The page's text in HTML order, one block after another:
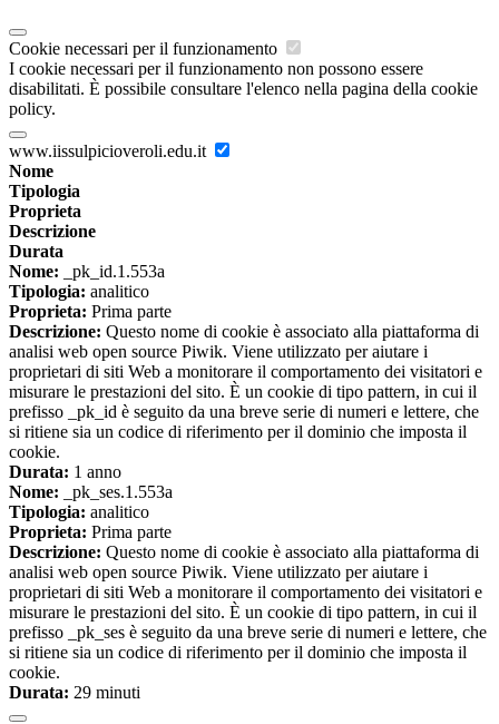
Cookie necessari per il funzionamento
I cookie necessari per il funzionamento non possono essere
disabilitati. È possibile consultare l'elenco nella pagina della cookie
policy.
www.iissulpicioveroli.edu.it
Nome
Tipologia
Proprieta
Descrizione
Durata
Nome: _pk_id.1.553a
Tipologia: analitico
Proprieta: Prima parte
Descrizione: Questo nome di cookie è associato alla piattaforma di
analisi web open source Piwik. Viene utilizzato per aiutare i
proprietari di siti Web a monitorare il comportamento dei visitatori e
misurare le prestazioni del sito. È un cookie di tipo pattern, in cui il
prefisso _pk_id è seguito da una breve serie di numeri e lettere, che
si ritiene sia un codice di riferimento per il dominio che imposta il
cookie.
Durata: 1 anno
Nome: _pk_ses.1.553a
Tipologia: analitico
Proprieta: Prima parte
Descrizione: Questo nome di cookie è associato alla piattaforma di
analisi web open source Piwik. Viene utilizzato per aiutare i
proprietari di siti Web a monitorare il comportamento dei visitatori e
misurare le prestazioni del sito. È un cookie di tipo pattern, in cui il
prefisso _pk_ses è seguito da una breve serie di numeri e lettere, che
si ritiene sia un codice di riferimento per il dominio che imposta il
cookie.
Durata: 29 minuti